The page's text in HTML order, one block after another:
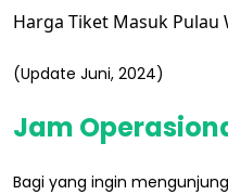
Harga Tiket Masuk Pulau
(Update Juni, 2024)
Jam
Bagi yang ingin